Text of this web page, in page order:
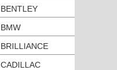
BENTLEY
BMW
BRILLIANCE
CADILLAC